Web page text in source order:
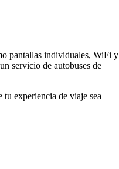
pantallas individuales, WiFi y
servicio de autobuses de
tu experiencia de viaje sea